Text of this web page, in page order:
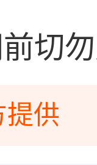
切
提供